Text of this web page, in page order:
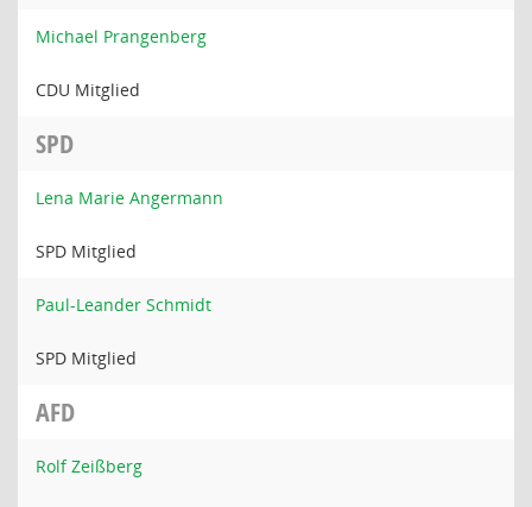
Michael Prangenberg
CDU Mitglied
SPD
Lena Marie Angermann
SPD Mitglied
Paul-Leander Schmidt
SPD Mitglied
AFD
Rolf Zeißberg